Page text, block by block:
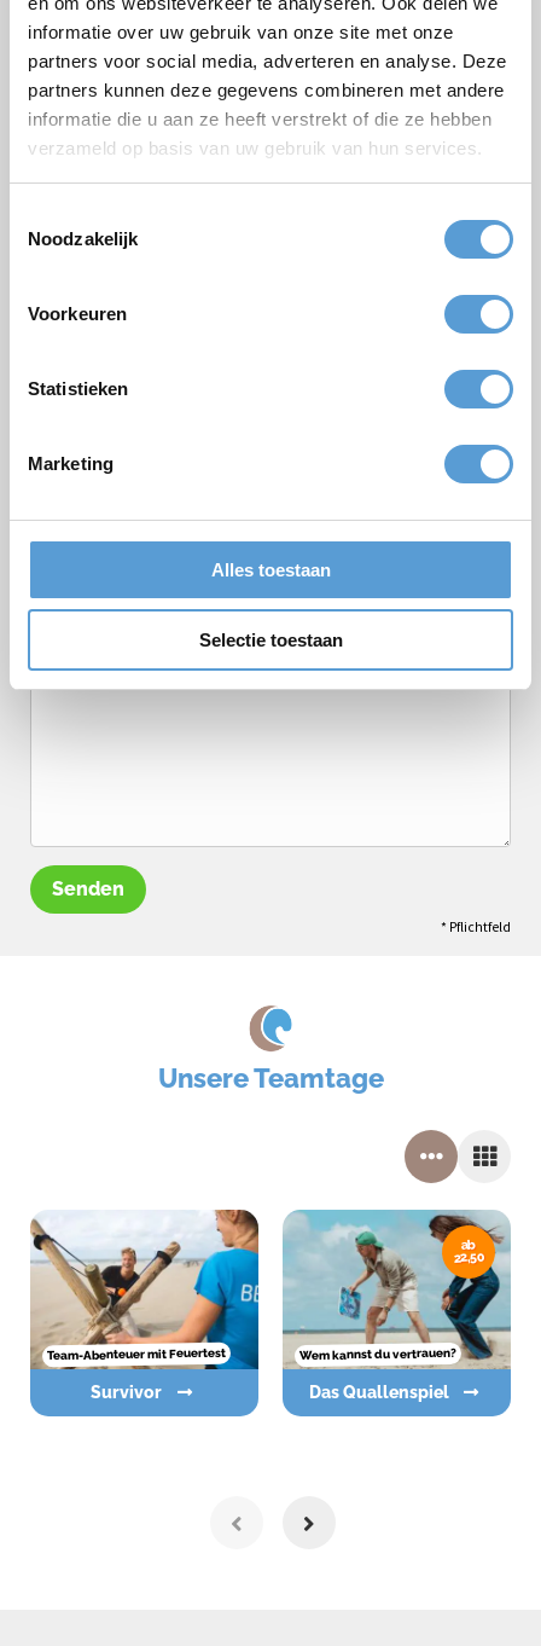
informatie over uw gebruik van onze site met onze
partners voor social media, adverteren en analyse. Deze
partners kunnen deze gegevens combineren met andere
informatie die u aan ze heeft verstrekt of die ze hebben
verzameld op basis van uw gebruik van hun services.
Noodzakelijk
Voorkeuren
Statistieken
Marketing
Alles toestaan
Selectie toestaan
Paket
Firmen/Gruppenname
Gelegenheit
Nachname
Geplanter Zeitpunkt
Grillen/Abendessen
Senden
* Pflichtfeld
Unsere Teamtage
Team-Abenteuer mit Feuertest
Survivor
ab
22,50
Wem kannst du vertrauen?
Das Quallenspiel